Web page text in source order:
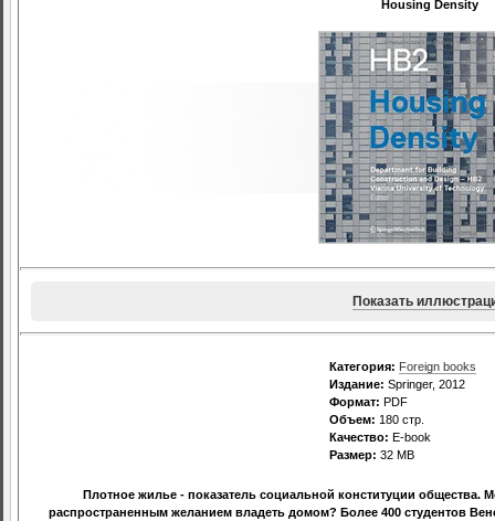
Housing Density
Показать
Категория: Foreign books
Издание: Springer, 2012
Формат: PDF
Объем: 180 стр.
Качество: E-book
Размер: 32 MB
Плотное жилье - показатель социальной конституции
распространенным желанием владеть домом? Более 400 студентов